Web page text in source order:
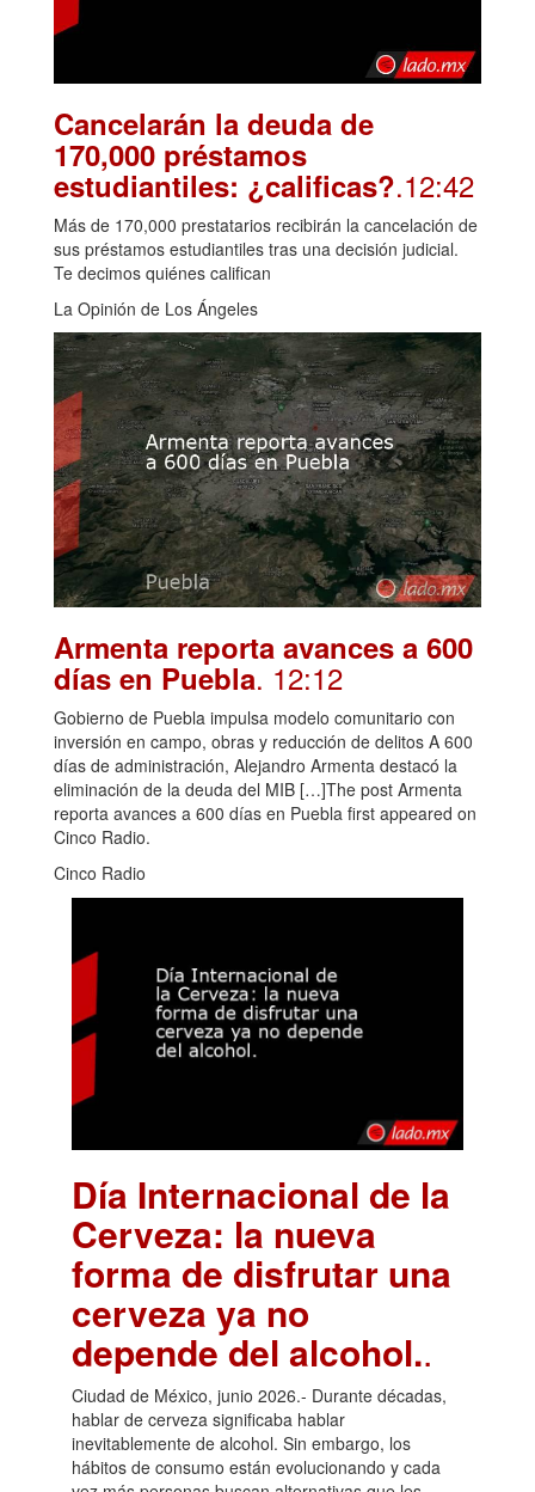
Cancelarán la deuda de
170,000 préstamos
estudiantiles: ¿calificas?.12:42
Más de 170,000 prestatarios recibirán la cancelación de
sus préstamos estudiantiles tras una decisión judicial.
Te decimos quiénes califican
La Opinión de Los Ángeles
Armenta reporta avances a 600
días en Puebla. 12:12
Gobierno de Puebla impulsa modelo comunitario con
inversión en campo, obras y reducción de delitos A 600
días de administración, Alejandro Armenta destacó la
eliminación de la deuda del MIB […]The post Armenta
reporta avances a 600 días en Puebla first appeared on
Cinco Radio.
Cinco Radio
Día Internacional de la
Cerveza: la nueva
forma de disfrutar una
cerveza ya no
depende del alcohol..
Ciudad de México, junio 2026.- Durante décadas,
hablar de cerveza significaba hablar
inevitablemente de alcohol. Sin embargo, los
hábitos de consumo están evolucionando y cada